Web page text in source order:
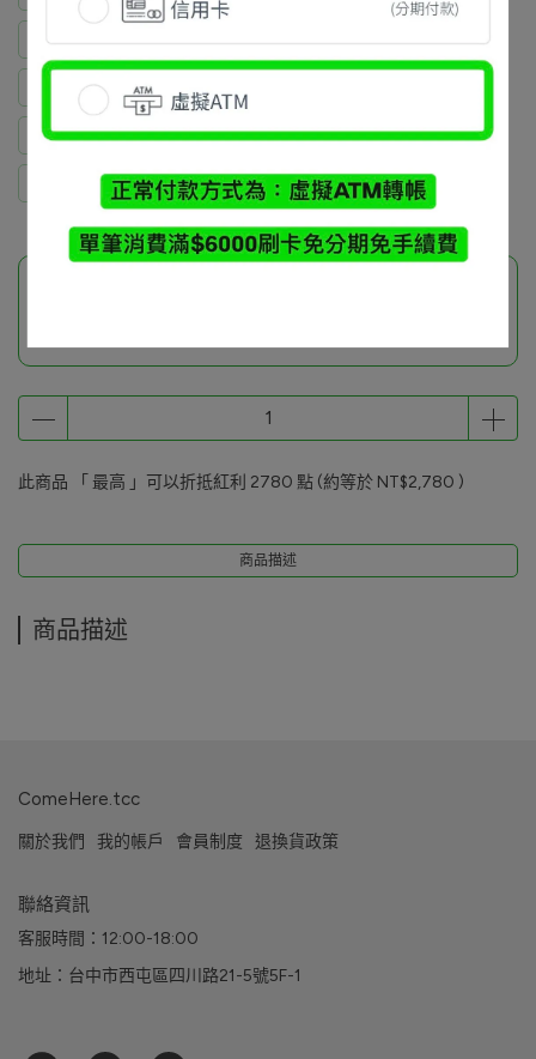
鄭博耀 / 褲L 吳啟榮 / 外套L+褲子2XL(二批現貨)
林祐霆 / 外套M+褲子L(二批現貨)
Brian Chiu / 一套M 謝政廷 / 一套 外套L+褲子XL
姚元甫 / 一套 外套M+褲 L
此商品 「 最高 」可以折抵紅利 2780 點 (約等於 NT$2,780 )
商品描述
商品描述
ComeHere.tcc
關於我們 我的帳戶 會員制度 退換貨政策
聯絡資訊
客服時間：12:00-18:00
地址：台中市西屯區四川路21-5號5F-1